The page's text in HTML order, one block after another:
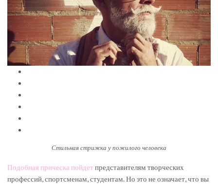
Стильная стрижка у пожилого человека
Подобная прическа пойдетпредставителям творческих
профессий, спортсменам, студентам. Но это не означает, что вы